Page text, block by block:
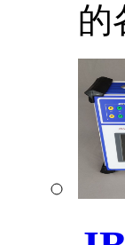
的